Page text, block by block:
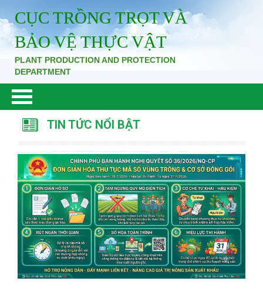
CỤC TRỒNG TRỌT VÀ
BẢO VỆ THỰC VẬT
PLANT PRODUCTION AND PROTECTION
DEPARTMENT
TIN TỨC NỔI BẬT